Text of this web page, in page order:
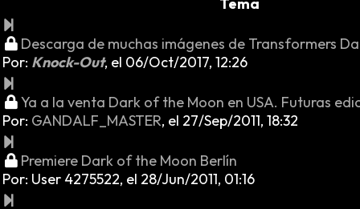
Descarga de muchas imágenes de Transformers
Por: Knock-Out, el 06/Oct/2017, 12:26
Ya a la venta Dark of the Moon en USA. Futuras
Por: GANDALF_MASTER, el 27/Sep/2011, 18:32
Premiere Dark of the Moon Berlín
Por: User 4275522, el 28/Jun/2011, 01:16